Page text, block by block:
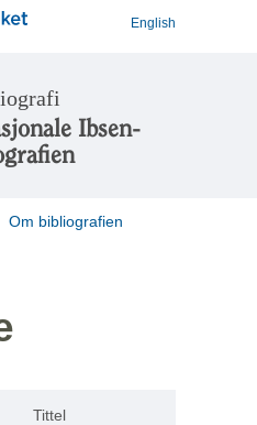
English
Ibsen-
Om bibliografien
Tittel